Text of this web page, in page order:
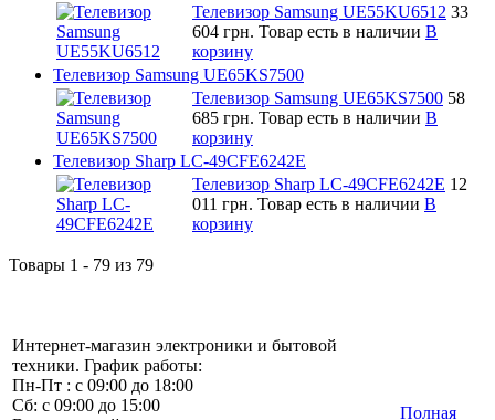
Телевизор Samsung UE55KU6512 33
604 грн. Товар есть в наличии В
корзину
Телевизор Samsung UE65KS7500
Телевизор Samsung UE65KS7500 58
685 грн. Товар есть в наличии В
корзину
Телевизор Sharp LC-49CFE6242E
Телевизор Sharp LC-49CFE6242E 12
011 грн. Товар есть в наличии В
корзину
Товары 1 - 79 из 79
Интернет-магазин электроники и бытовой
техники. График работы:
Пн-Пт : с 09:00 до 18:00
Сб: с 09:00 до 15:00
Полная